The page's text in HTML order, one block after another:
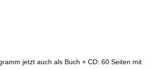
jetzt auch als Buch + CD: 60 Seiten mit